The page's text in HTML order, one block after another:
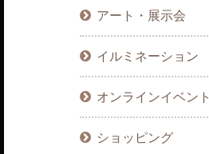
アート・展示会
イルミネーション
オンラインイベント
ショッピング